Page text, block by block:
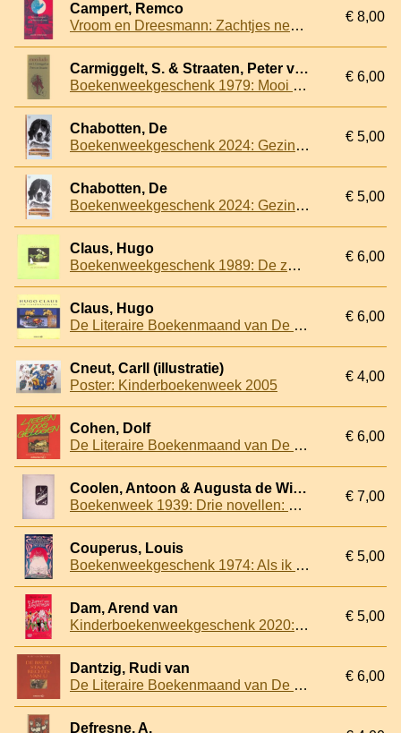
Campert, Remco
Vroom en Dreesmann: Zachtjes neerkomen
€ 8,00
Carmiggelt, S. & Straaten, Peter van
Boekenweekgeschenk 1979: Mooi kado
€ 6,00
Chabotten, De
Boekenweekgeschenk 2024: Gezinsverpakking
€ 5,00
Chabotten, De
Boekenweekgeschenk 2024: Gezinsverpakking
€ 5,00
Claus, Hugo
Boekenweekgeschenk 1989: De zwaardvis
€ 6,00
Claus, Hugo
De Literaire Boekenmaand van De Bijenkorf 2000: Een slaapwandeling
€ 6,00
Cneut, Carll (illustratie)
Poster: Kinderboekenweek 2005
€ 4,00
Cohen, Dolf
De Literaire Boekenmaand van De Bijenkorf 1987: Liegen loog gelogen
€ 6,00
Coolen, Antoon & Augusta de Wit & Johan van der Woude
Boekenweek 1939: Drie novellen: Huwelijk; Liefde en geweld langs den Barito; Afgesloten balans
€ 7,00
Couperus, Louis
Boekenweekgeschenk 1974: Als ik bijvoorbeeld de geest van mijn moeder op den rand van mijn bed zag zitten
€ 5,00
Dam, Arend van
Kinderboekenweekgeschenk 2020: De diamant van Banjarmasin
€ 5,00
Dantzig, Rudi van
De Literaire Boekenmaand van De Bijenkorf 1997: De bruid staat rechts van u
€ 6,00
Defresne, A.